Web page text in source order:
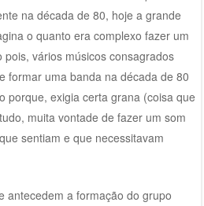
na década de 80, hoje a grande
o quanto era complexo fazer um
vários músicos consagrados
formar uma banda na década de 80
porque, exigia certa grana (coisa que
muita vontade de fazer um som
sentiam e que necessitavam
antecedem a formação do grupo